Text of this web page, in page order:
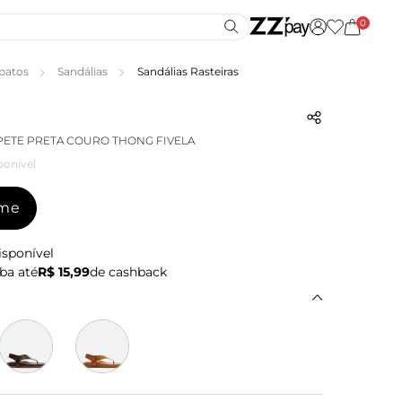
0
Sandálias Sandálias Rasteiras
PRETA COURO THONG FIVELA
atéR$ 15,99de cashback